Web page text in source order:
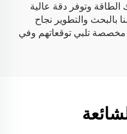
الطاقة وتوفر دقة عالية
بالبحث والتطوير نجاح
مخصصة تلبي توقعاتهم وفي